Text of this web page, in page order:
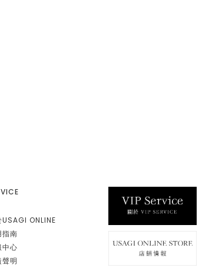
USAGI ONLINE
指南
中心
明